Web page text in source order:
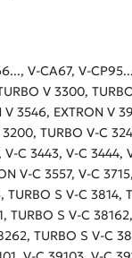
V-CA67, V-
V 3300,
3546, EXTRON V
TURBO V-C
V-C 3443, V-C
V-C 3557, V-C
S V-C 3814,
TURBO S V-C
TURBO S V-C